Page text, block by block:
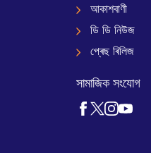
আকাশবাণী
ডি ডি নিউজ
প্ৰেছ ৰিলিজ
সামাজিক সংযোগ